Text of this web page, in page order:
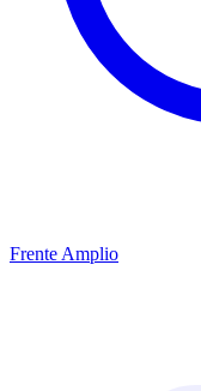
Frente Amplio